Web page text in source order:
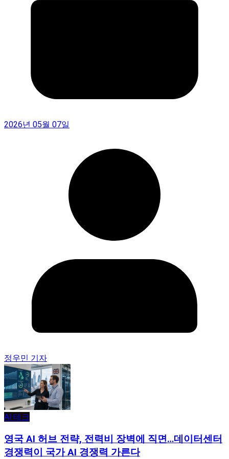
2026년 05월 07일
정우민 기자
AI·테크
영국 AI 허브 전략, 전력비 장벽에 직면…데이터센터
경쟁력이 국가 AI 경쟁력 가른다